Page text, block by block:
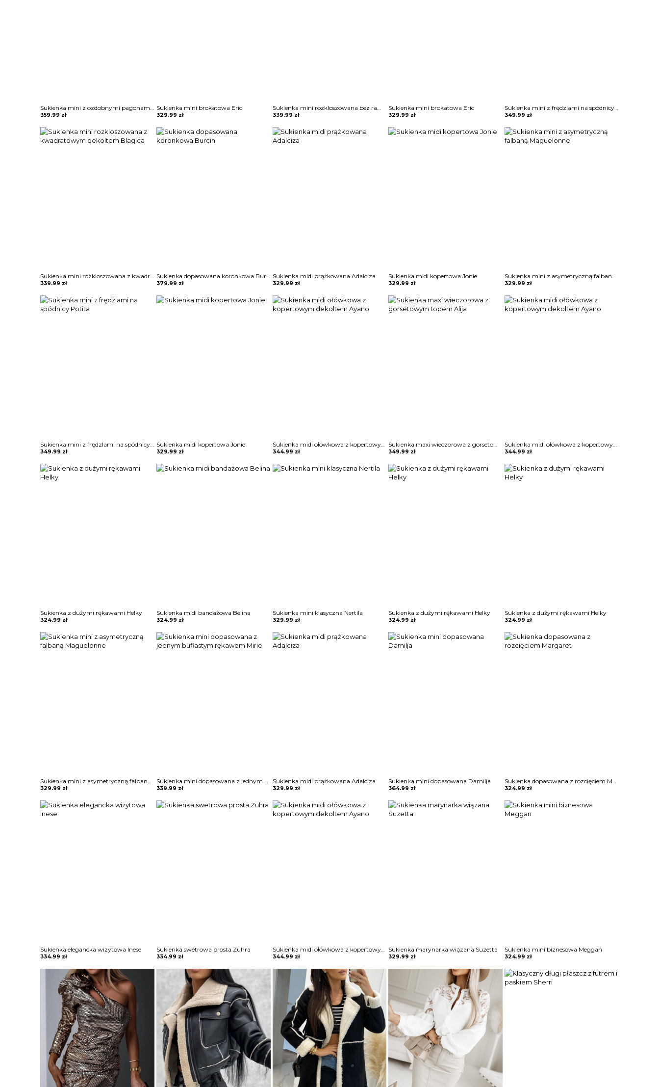
Sukienka mini z ozdobnymi pagonami Rosia
359.99 zł
Sukienka mini brokatowa Eric
329.99 zł
Sukienka mini rozkloszowana bez ramiączek Zahariea
339.99 zł
Sukienka mini brokatowa Eric
329.99 zł
Sukienka mini z frędzlami na spódnicy Potita
349.99 zł
Sukienka mini rozkloszowana z kwadratowym dekoltem Blagica
339.99 zł
Sukienka dopasowana koronkowa Burcin
379.99 zł
Sukienka midi prążkowana Adalciza
329.99 zł
Sukienka midi kopertowa Jonie
329.99 zł
Sukienka mini z asymetryczną falbaną Maguelonne
329.99 zł
Sukienka mini z frędzlami na spódnicy Potita
349.99 zł
Sukienka midi kopertowa Jonie
329.99 zł
Sukienka midi ołówkowa z kopertowym dekoltem Ayano
344.99 zł
Sukienka maxi wieczorowa z gorsetowym topem Alija
349.99 zł
Sukienka midi ołówkowa z kopertowym dekoltem Ayano
344.99 zł
Sukienka z dużymi rękawami Helky
324.99 zł
Sukienka midi bandażowa Belina
324.99 zł
Sukienka mini klasyczna Nertila
329.99 zł
Sukienka z dużymi rękawami Helky
324.99 zł
Sukienka z dużymi rękawami Helky
324.99 zł
Sukienka mini z asymetryczną falbaną Maguelonne
329.99 zł
Sukienka mini dopasowana z jednym bufiastym rękawem Mirie
339.99 zł
Sukienka midi prążkowana Adalciza
329.99 zł
Sukienka mini dopasowana Damilja
364.99 zł
Sukienka dopasowana z rozcięciem Margaret
324.99 zł
Sukienka elegancka wizytowa Inese
334.99 zł
Sukienka swetrowa prosta Zuhra
334.99 zł
Sukienka midi ołówkowa z kopertowym dekoltem Ayano
344.99 zł
Sukienka marynarka wiązana Suzetta
329.99 zł
Sukienka mini biznesowa Meggan
324.99 zł